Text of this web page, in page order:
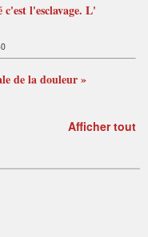
l'esclavage. L'
de la douleur »
Afficher tout